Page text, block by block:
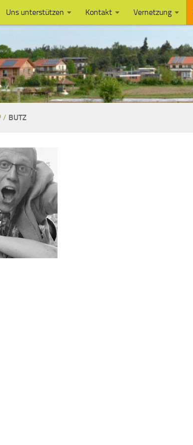
Uns unterstützen Kontakt Vernetzung
/ BUTZ